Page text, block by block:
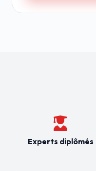
Experts diplômés